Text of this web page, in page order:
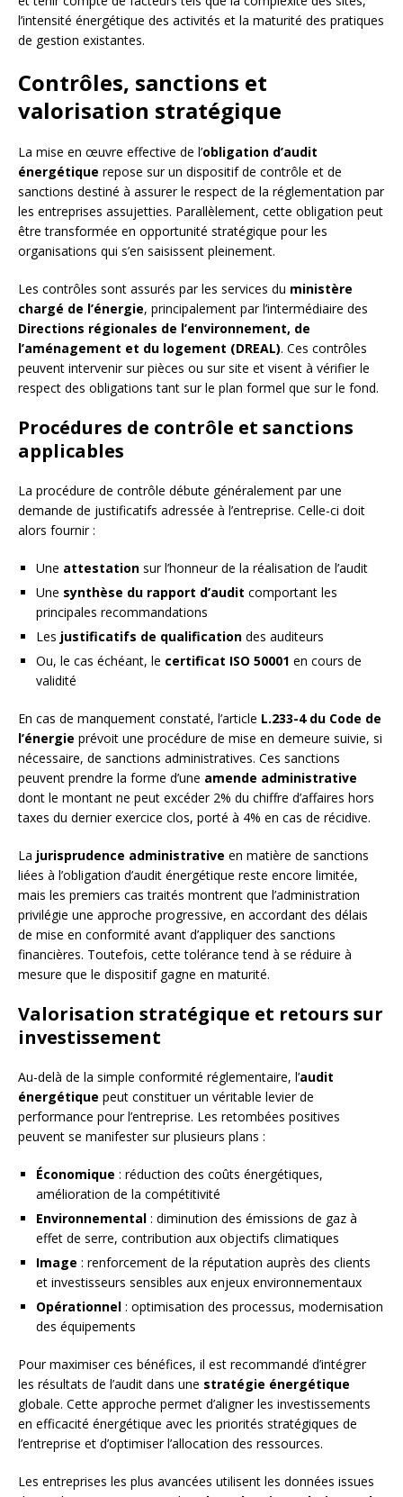
l’intensité énergétique des activités et la maturité des pratiques
de gestion existantes.
Contrôles, sanctions et
valorisation stratégique
La mise en œuvre effective de l’obligation d’audit
énergétique repose sur un dispositif de contrôle et de
sanctions destiné à assurer le respect de la réglementation par
les entreprises assujetties. Parallèlement, cette obligation peut
être transformée en opportunité stratégique pour les
organisations qui s’en saisissent pleinement.
Les contrôles sont assurés par les services du ministère
chargé de l’énergie, principalement par l’intermédiaire des
Directions régionales de l’environnement, de
l’aménagement et du logement (DREAL). Ces contrôles
peuvent intervenir sur pièces ou sur site et visent à vérifier le
respect des obligations tant sur le plan formel que sur le fond.
Procédures de contrôle et sanctions
applicables
La procédure de contrôle débute généralement par une
demande de justificatifs adressée à l’entreprise. Celle-ci doit
alors fournir :
Une attestation sur l’honneur de la réalisation de l’audit
Une synthèse du rapport d’audit comportant les
principales recommandations
Les justificatifs de qualification des auditeurs
Ou, le cas échéant, le certificat ISO 50001 en cours de
validité
En cas de manquement constaté, l’article L.233-4 du Code de
l’énergie prévoit une procédure de mise en demeure suivie, si
nécessaire, de sanctions administratives. Ces sanctions
peuvent prendre la forme d’une amende administrative
dont le montant ne peut excéder 2% du chiffre d’affaires hors
taxes du dernier exercice clos, porté à 4% en cas de récidive.
La jurisprudence administrative en matière de sanctions
liées à l’obligation d’audit énergétique reste encore limitée,
mais les premiers cas traités montrent que l’administration
privilégie une approche progressive, en accordant des délais
de mise en conformité avant d’appliquer des sanctions
financières. Toutefois, cette tolérance tend à se réduire à
mesure que le dispositif gagne en maturité.
Valorisation stratégique et retours sur
investissement
Au-delà de la simple conformité réglementaire, l’audit
énergétique peut constituer un véritable levier de
performance pour l’entreprise. Les retombées positives
peuvent se manifester sur plusieurs plans :
Économique : réduction des coûts énergétiques,
amélioration de la compétitivité
Environnemental : diminution des émissions de gaz à
effet de serre, contribution aux objectifs climatiques
Image : renforcement de la réputation auprès des clients
et investisseurs sensibles aux enjeux environnementaux
Opérationnel : optimisation des processus, modernisation
des équipements
Pour maximiser ces bénéfices, il est recommandé d’intégrer
les résultats de l’audit dans une stratégie énergétique
globale. Cette approche permet d’aligner les investissements
en efficacité énergétique avec les priorités stratégiques de
l’entreprise et d’optimiser l’allocation des ressources.
Les entreprises les plus avancées utilisent les données issues